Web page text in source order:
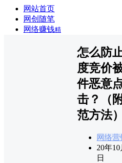
网站首页
网创随笔
网络赚钱精
怎么防
度竞价
件恶意
击？（
范方法）
网络营
20年10
日